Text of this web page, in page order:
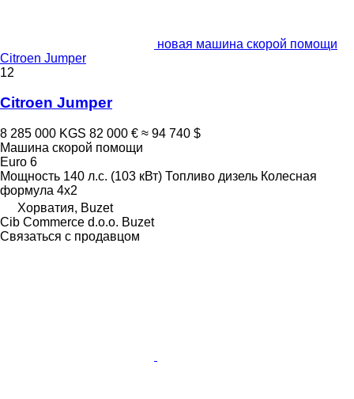
новая машина скорой помощи
Citroen Jumper
12
Citroen Jumper
8 285 000 KGS 82 000 € ≈ 94 740 $
Машина скорой помощи
Euro 6
Мощность 140 л.с. (103 кВт) Топливо дизель Колесная
формула 4x2
Хорватия, Buzet
Cib Commerce d.o.o. Buzet
Связаться с продавцом